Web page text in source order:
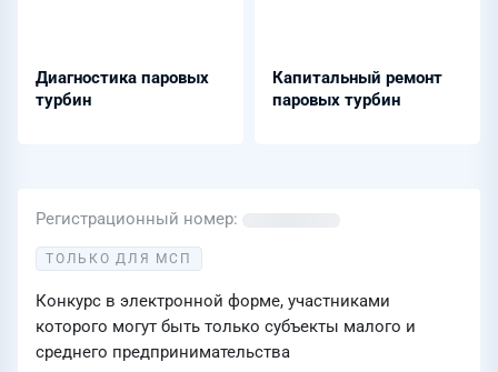
Диагностика паровых
турбин
Капитальный ремонт
паровых турбин
Регистрационный номер
ТОЛЬКО ДЛЯ МСП
Конкурс в электронной форме, участниками
которого могут быть только субъекты малого и
среднего предпринимательства